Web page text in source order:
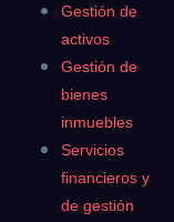
Gestión de
activos
Gestión de
bienes
inmuebles
Servicios
financieros y
de gestión